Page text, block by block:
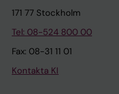
171 77 Stockholm
Tel: 08-524 800 00
Fax: 08-31 11 01
Kontakta KI